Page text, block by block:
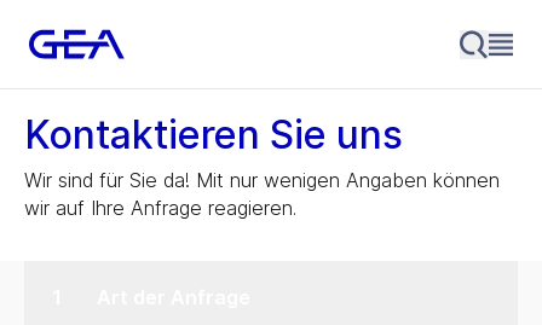
Kontaktieren Sie uns
Wir sind für Sie da! Mit nur wenigen Angaben können
wir auf Ihre Anfrage reagieren.